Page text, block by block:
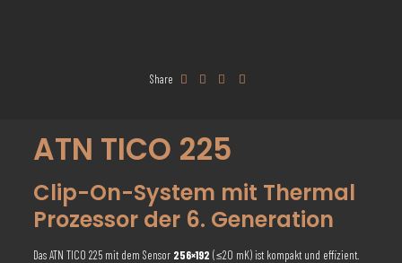
Share
ATN TICO 225
Clip-On-System mit Thermal
Prozessor der 6. Generation
Das ATN TICO 225 mit dem Sensor 256×192 (≤20 mK) ist kompakt und effizient.